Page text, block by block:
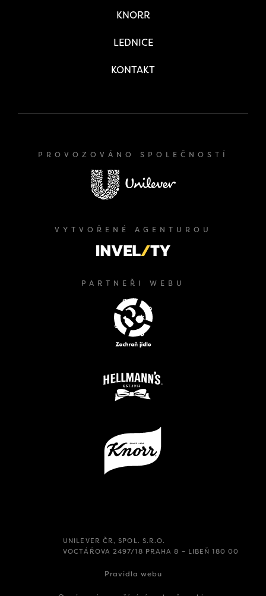
KNORR
LEDNICE
KONTAKT
PROVOZOVÁNO SPOLEČNOSTÍ
VYTVOŘENÉ AGENTUROU
PARTNEŘI WEBU
UNILEVER ČR, SPOL. S.R.O.
VOCTÁŘOVA 2497/18 PRAHA 8 – LIBEŇ 180 00
Pravidla webu